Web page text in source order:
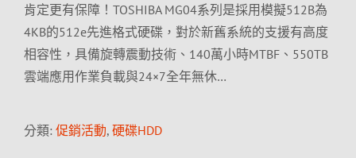
肯定更有保障！TOSHIBA MG04系列是採用模擬512B為
4KB的512e先進格式硬碟，對於新舊系統的支援有高度
相容性，具備旋轉震動技術、140萬小時MTBF、550TB
雲端應用作業負載與24×7全年無休…
分類: 促銷活動, 硬碟HDD